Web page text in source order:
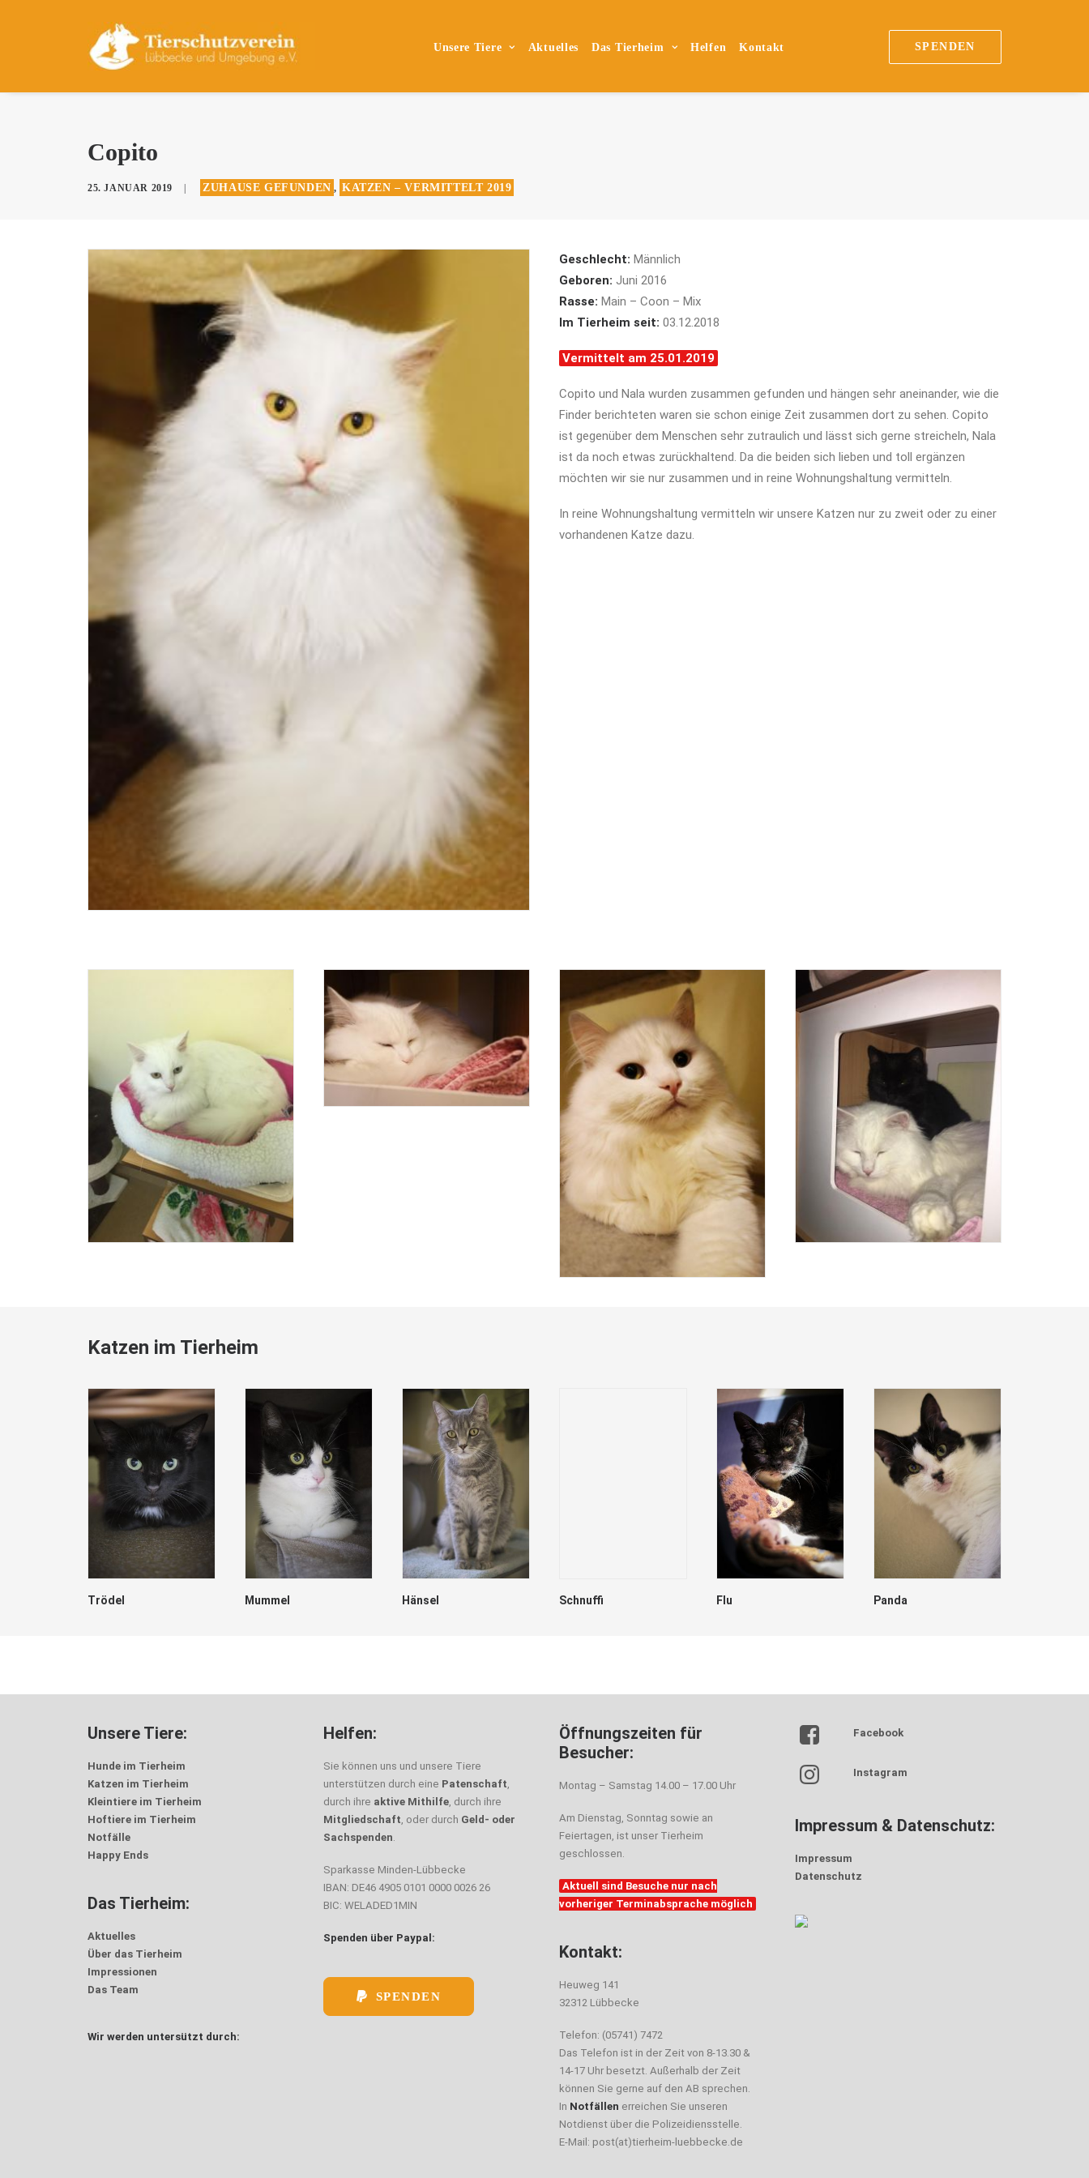
Unsere Tiere Aktuelles Das Tierheim Helfen Kontakt SPENDEN
Copito
25. JANUAR 2019 ZUHAUSE GEFUNDEN , KATZEN – VERMITTELT 2019
Geschlecht: Männlich
Geboren: Juni 2016
Rasse: Main – Coon – Mix
Im Tierheim seit: 03.12.2018
Vermittelt am 25.01.2019
Copito und Nala wurden zusammen gefunden und hängen sehr aneinander, wie die
Finder berichteten waren sie schon einige Zeit zusammen dort zu sehen. Copito
ist gegenüber dem Menschen sehr zutraulich und lässt sich gerne streicheln, Nala
ist da noch etwas zurückhaltend. Da die beiden sich lieben und toll ergänzen
möchten wir sie nur zusammen und in reine Wohnungshaltung vermitteln.
In reine Wohnungshaltung vermitteln wir unsere Katzen nur zu zweit oder zu einer
vorhandenen Katze dazu.
Katzen im Tierheim
Trödel Mummel Hänsel Schnuffi Flu Panda
Unsere Tiere:
Hunde im Tierheim
Katzen im Tierheim
Kleintiere im Tierheim
Hoftiere im Tierheim
Notfälle
Happy Ends
Das Tierheim:
Aktuelles
Über das Tierheim
Impressionen
Das Team
Wir werden untersützt durch:
Helfen:
Sie können uns und unsere Tiere
unterstützen durch eine Patenschaft,
durch ihre aktive Mithilfe, durch ihre
Mitgliedschaft, oder durch Geld- oder
Sachspenden.
Sparkasse Minden-Lübbecke
IBAN: DE46 4905 0101 0000 0026 26
BIC: WELADED1MIN
Spenden über Paypal:
SPENDEN
Öffnungszeiten für
Besucher:
Montag – Samstag 14.00 – 17.00 Uhr
Am Dienstag, Sonntag sowie an
Feiertagen, ist unser Tierheim
geschlossen.
Aktuell sind Besuche nur nach
vorheriger Terminabsprache möglich
Kontakt:
Heuweg 141
32312 Lübbecke
Telefon: (05741) 7472
Das Telefon ist in der Zeit von 8-13.30 &
14-17 Uhr besetzt. Außerhalb der Zeit
können Sie gerne auf den AB sprechen.
In Notfällen erreichen Sie unseren
Notdienst über die Polizeidiensstelle.
E-Mail: post(at)tierheim-luebbecke.de
Facebook
Instagram
Impressum & Datenschutz:
Impressum
Datenschutz